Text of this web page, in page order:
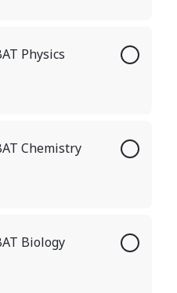
Physics
Chemistry
Biology